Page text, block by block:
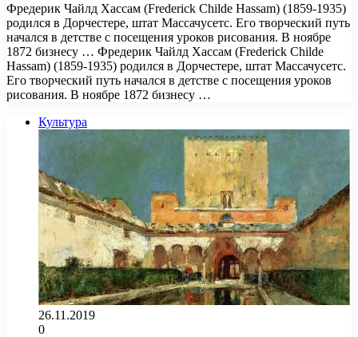
Фредерик Чайлд Хассам (Frederick Childe Hassam) (1859-1935)
родился в Дорчестере, штат Массачусетс. Его творческий путь
начался в детстве с посещения уроков рисования. В ноябре
1872 бизнесу … Фредерик Чайлд Хассам (Frederick Childe
Hassam) (1859-1935) родился в Дорчестере, штат Массачусетс.
Его творческий путь начался в детстве с посещения уроков
рисования. В ноябре 1872 бизнесу …
Культура
26.11.2019
0